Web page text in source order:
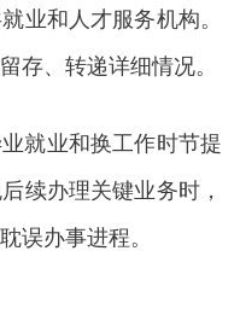
业和人才服务机构。
存、转递详细情况。
就业和换工作时节提
续办理关键业务时，
误办事进程。